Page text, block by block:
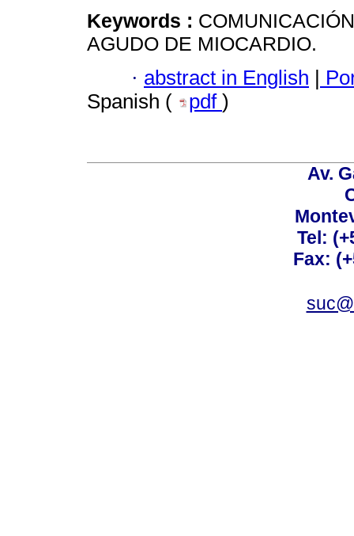
Keywords :
AGUDO DE MIOCARDIO.
· abstract in English |
Spanish (
pdf )
Av.
Tel:
Fax: